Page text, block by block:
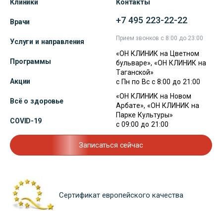
Клиники
Врачи
Услуги и направления
Программы
Акции
Всё о здоровье
COVID-19
Контакты
+7 495 223-22-22
Прием звонков с 8:00 до 23:00
«ОН КЛИНИК на Цветном
бульваре», «ОН КЛИНИК на
Таганской»
с Пн по Вс с 8:00 до 21:00
«ОН КЛИНИК на Новом
Арбате», «ОН КЛИНИК на
Парке Культуры»
с 09:00 до 21:00
Записаться сейчас
Сертификат европейского качества